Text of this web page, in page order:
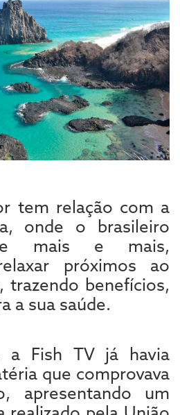
tem relação com a
onde o brasileiro
mais e mais,
próximos ao
trazendo benefícios,
a sua saúde.
a Fish TV já havia
que comprovava
apresentando um